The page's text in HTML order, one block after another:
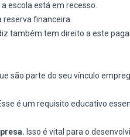
escola está em recesso.
reserva financeira.
também tem direito a este
são parte do seu vínculo
é um requisito educativo
Isso é vital para o